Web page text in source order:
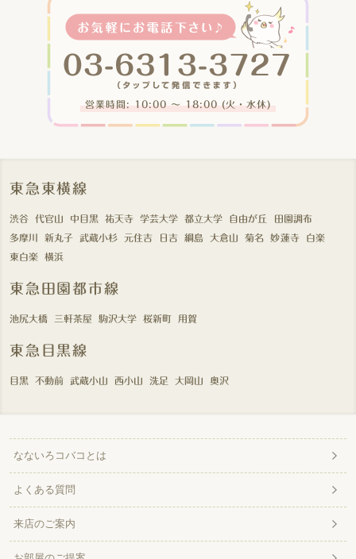
営業時間: 10:00 〜 18:00 (火・水休)
東急東横線
渋谷 代官山 中目黒 祐天寺 学芸大学 都立大学 自由が丘
田園調布
多摩川
新丸子 武蔵小杉 元住吉 日吉 綱島 大倉山 菊名 妙蓮寺
白楽
東白楽
横浜
東急田園都市線
池尻大橋 三軒茶屋 駒沢大学 桜新町 用賀
東急目黒線
目黒 不動前 武蔵小山 西小山 洗足 大岡山 奥沢
なないろコバコとは
よくある質問
来店のご案内